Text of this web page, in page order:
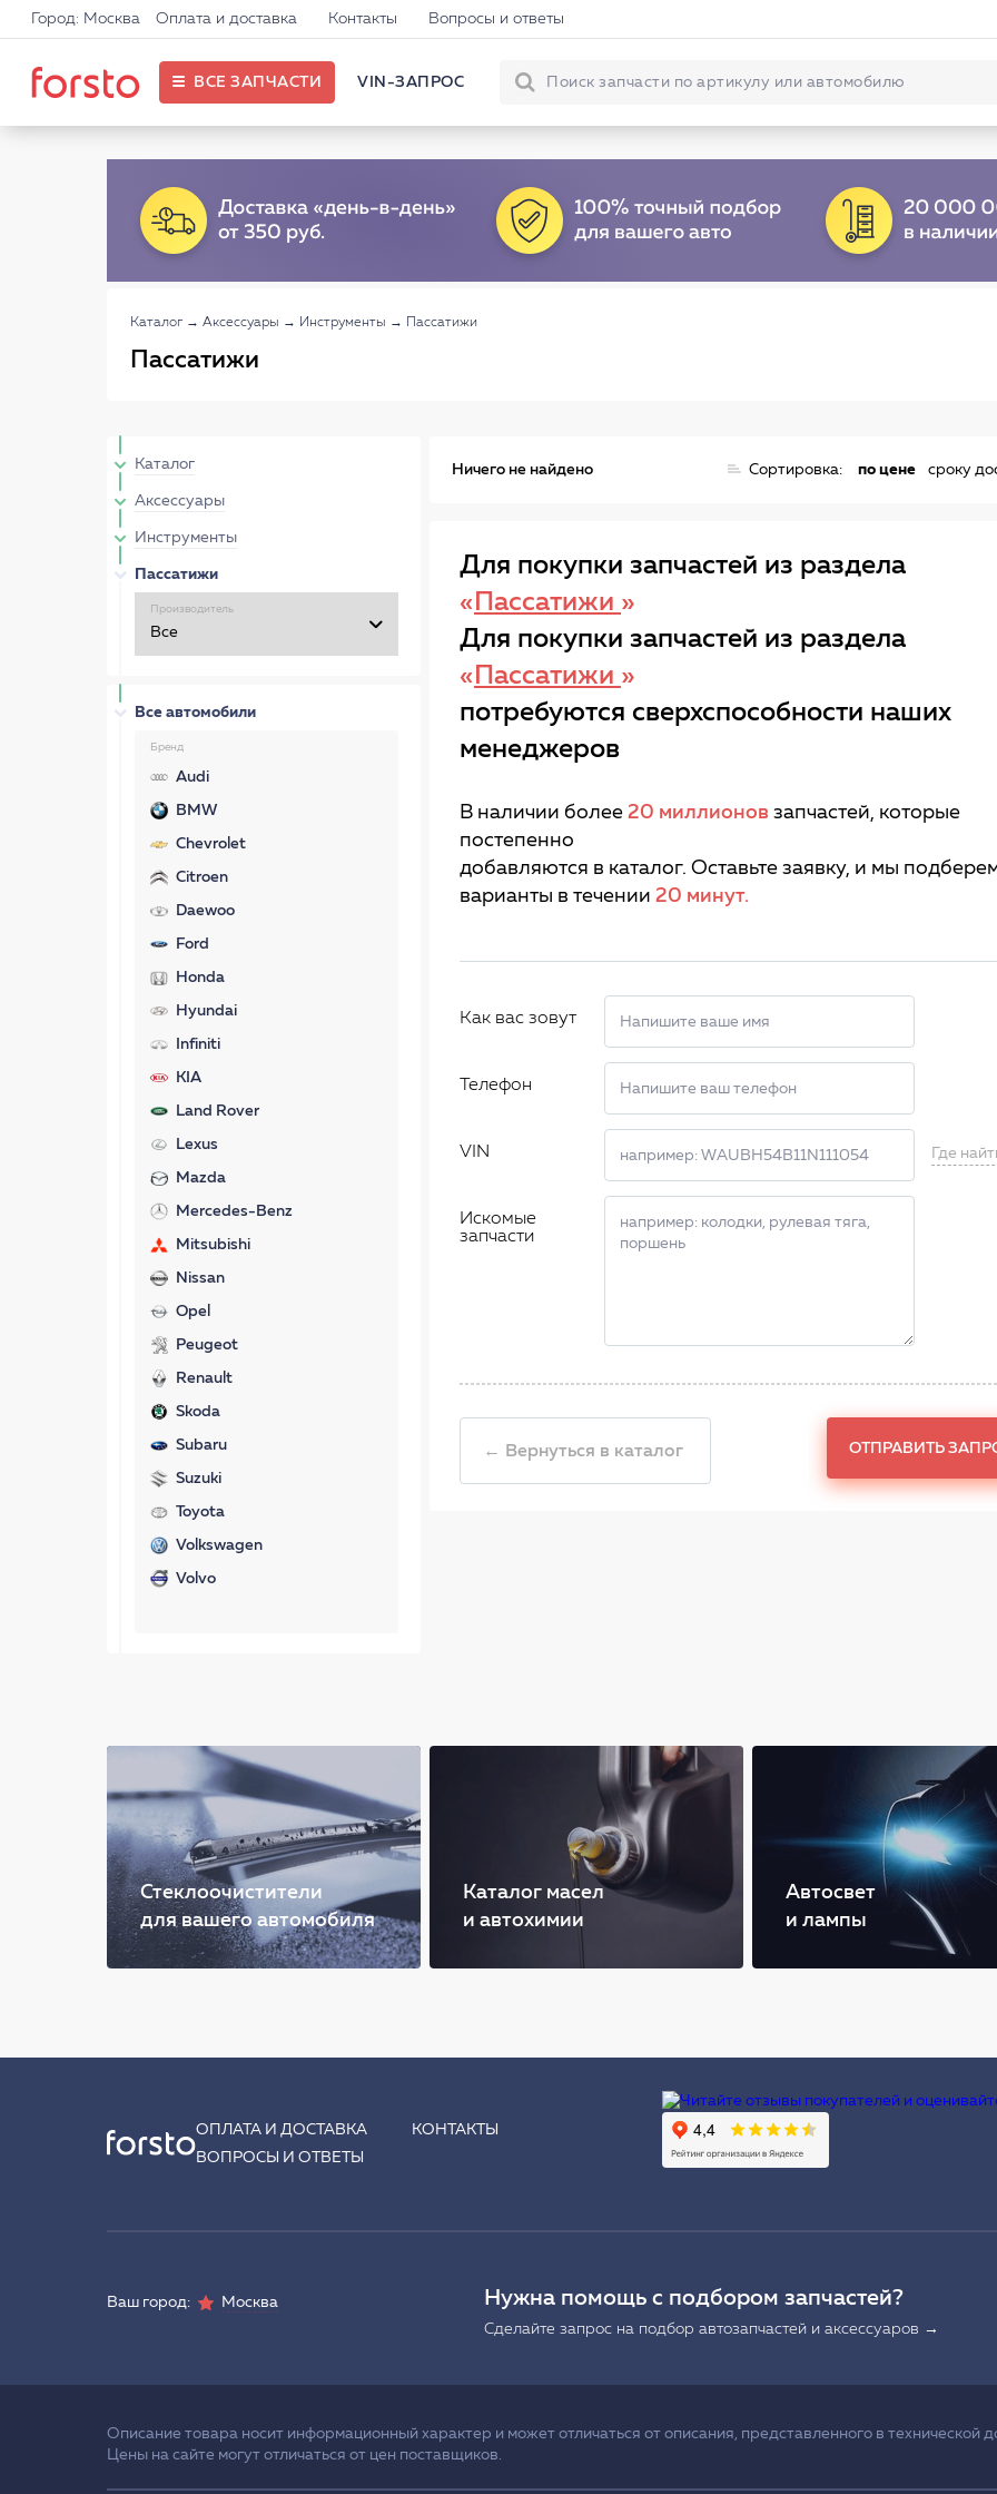
Город: Москва Оплата и доставка Контакты Вопросы и ответы
ВСЕ ЗАПЧАСТИ VIN-ЗАПРОС
Каталог → Аксессуары → Инструменты → Пассатижи
Пассатижи
Каталог
Аксессуары
Инструменты
Пассатижи
Производитель
Все автомобили
Бренд
Audi
BMW
Chevrolet
Citroen
Daewoo
Ford
Honda
Hyundai
Infiniti
KIA
Land Rover
Lexus
Mazda
Mercedes-Benz
Mitsubishi
Nissan
Opel
Peugeot
Renault
Skoda
Subaru
Suzuki
Toyota
Volkswagen
Volvo
Ничего не найдено Сортировка: по цене сроку
Для покупки запчастей из раздела
« Пассатижи »
Для покупки запчастей из раздела
« Пассатижи »
потребуются сверхспособности наших
менеджеров
В наличии более 20 миллионов запчастей, которые
постепенно
добавляются в каталог. Оставьте заявку, и мы
варианты в течении 20 минут.
Как вас зовут
Телефон
VIN Где
Искомые
запчасти
← Вернуться в каталог ОТПРАВИТЬ
Стеклоочистители
для вашего автомобиля
Каталог масел
и автохимии
Автосвет
и лампы
ОПЛАТА И ДОСТАВКА
КОНТАКТЫ
ВОПРОСЫ И ОТВЕТЫ
Ваш город: Москва Нужна помощь с подбором запчастей?
Сделайте запрос на подбор автозапчастей и аксессуаров →
Описание товара носит информационный характер и может отличаться от описания, представленного в технической
Цены на сайте могут отличаться от цен поставщиков.